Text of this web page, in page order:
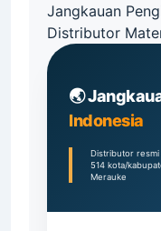
Jangkauan
Distributor
🌏
Indonesia
Distributor
514 kota/
Merauke